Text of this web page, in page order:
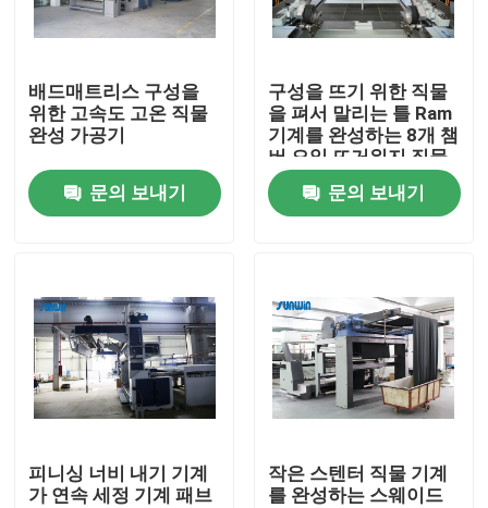
접촉
제품 소개
직물 너비 내기 기계
허풍 너비 내기 기계
직물 건조 기계
직물 완성 가공기
배드매트리스 구성을
위한 고속도 고온 직물
완성 가공기
문의 보내기
구성을 뜨기 위한 직물
을 펴서 말리는 틀 Ram
기계를 완성하는 8개 챔
버 오일 뜨거워지 직물
문의 보내기
피니싱 너비 내기 기계
가 연속 세정 기계 패브
작은 스텐터 직물 기계
를 완성하는 스웨이드